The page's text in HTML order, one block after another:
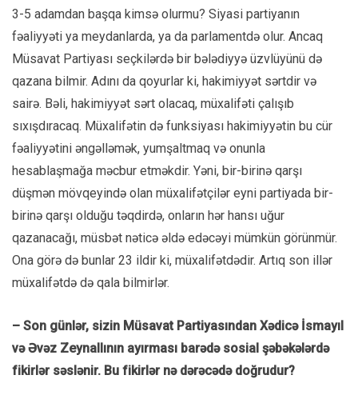
3-5 adamdan başqa kimsə olurmu? Siyasi partiyanın
fəaliyyəti ya meydanlarda, ya da parlamentdə olur. Ancaq
Müsavat Partiyası seçkilərdə bir bələdiyyə üzvlüyünü də
qazana bilmir. Adını da qoyurlar ki, hakimiyyət sərtdir və
sairə. Bəli, hakimiyyət sərt olacaq, müxalifəti çalışıb
sıxışdıracaq. Müxalifətin də funksiyası hakimiyyətin bu cür
fəaliyyətini əngəlləmək, yumşaltmaq və onunla
hesablaşmağa məcbur etməkdir. Yəni, bir-birinə qarşı
düşmən mövqeyində olan müxalifətçilər eyni partiyada bir-
birinə qarşı olduğu təqdirdə, onların hər hansı uğur
qazanacağı, müsbət nəticə əldə edəcəyi mümkün görünmür.
Ona görə də bunlar 23 ildir ki, müxalifətdədir. Artıq son illər
müxalifətdə də qala bilmirlər.
– Son günlər, sizin Müsavat Partiyasından Xədicə İsmayıl
və Əvəz Zeynallının ayırması barədə sosial şəbəkələrdə
fikirlər səslənir. Bu fikirlər nə dərəcədə doğrudur?